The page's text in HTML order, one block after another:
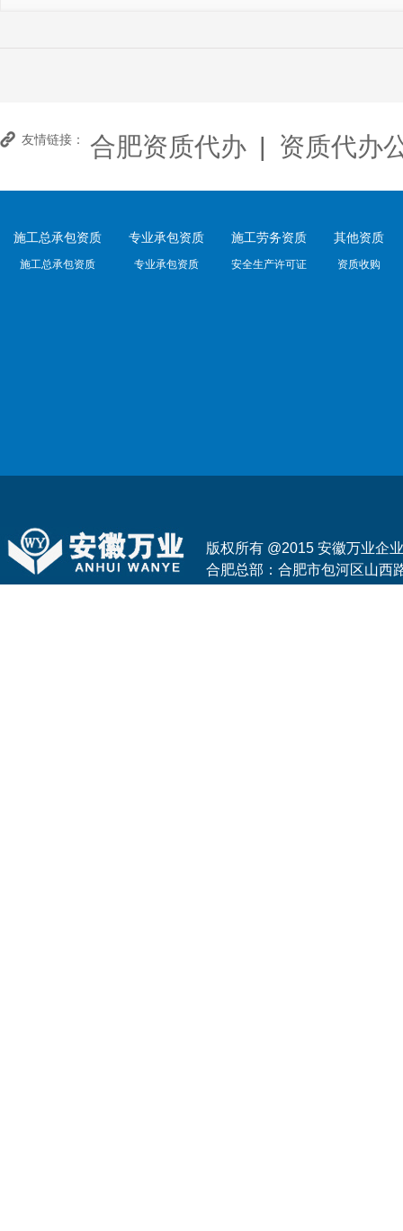
友情链接： 合肥资质代办 | 资质代办
施工总承包资质
施工总承包资质
专业承包资质
专业承包资质
施工劳务资质
安全生产许可证
其他资质
资质收购
版权所有 @2015 安徽万业企
合肥总部：合肥市包河区山西